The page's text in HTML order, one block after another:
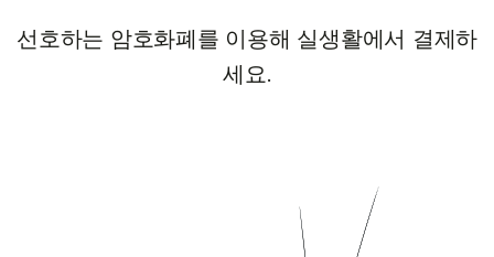
선호하는 암호화폐를 이용해 실생활에서 결제하
세요.